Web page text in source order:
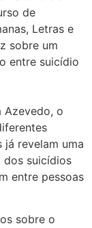
de
Letras e
sobre um
entre suicídio
Azevedo, o
já revelam uma
dos suicídios
entre pessoas
sobre o